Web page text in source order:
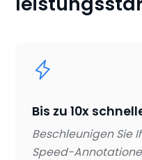
Bis zu 10x
Beschleunigen Sie
Speed-